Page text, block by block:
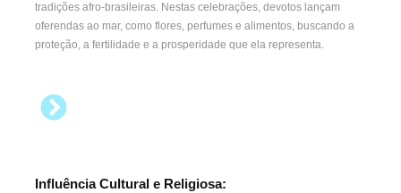
tradições afro-brasileiras. Nestas celebrações, devotos lançam
oferendas ao mar, como flores, perfumes e alimentos, buscando a
proteção, a fertilidade e a prosperidade que ela representa.
Influência Cultural e Religiosa: